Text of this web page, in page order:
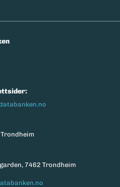
7462 Trondheim